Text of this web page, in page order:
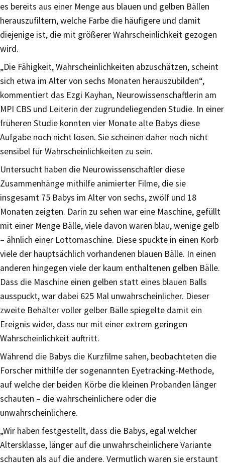
es bereits aus einer Menge aus blauen und gelben Bällen
herauszufiltern, welche Farbe die häufigere und damit
diejenige ist, die mit größerer Wahrscheinlichkeit gezogen
wird.
„Die Fähigkeit, Wahrscheinlichkeiten abzuschätzen, scheint
sich etwa im Alter von sechs Monaten herauszubilden“,
kommentiert das Ezgi Kayhan, Neurowissenschaftlerin am
MPI CBS und Leiterin der zugrundeliegenden Studie. In einer
früheren Studie konnten vier Monate alte Babys diese
Aufgabe noch nicht lösen. Sie scheinen daher noch nicht
sensibel für Wahrscheinlichkeiten zu sein.
Untersucht haben die Neurowissenschaftler diese
Zusammenhänge mithilfe animierter Filme, die sie
insgesamt 75 Babys im Alter von sechs, zwölf und 18
Monaten zeigten. Darin zu sehen war eine Maschine, gefüllt
mit einer Menge Bälle, viele davon waren blau, wenige gelb
– ähnlich einer Lottomaschine. Diese spuckte in einen Korb
viele der hauptsächlich vorhandenen blauen Bälle. In einen
anderen hingegen viele der kaum enthaltenen gelben Bälle.
Dass die Maschine einen gelben statt eines blauen Balls
ausspuckt, war dabei 625 Mal unwahrscheinlicher. Dieser
zweite Behälter voller gelber Bälle spiegelte damit ein
Ereignis wider, dass nur mit einer extrem geringen
Wahrscheinlichkeit auftritt.
Während die Babys die Kurzfilme sahen, beobachteten die
Forscher mithilfe der sogenannten Eyetracking-Methode,
auf welche der beiden Körbe die kleinen Probanden länger
schauten – die wahrscheinlichere oder die
unwahrscheinlichere.
„Wir haben festgestellt, dass die Babys, egal welcher
Altersklasse, länger auf die unwahrscheinlichere Variante
schauten als auf die andere. Vermutlich waren sie erstaunt